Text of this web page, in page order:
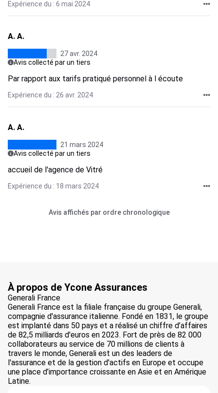
Expérience du : 6 mai 2024
A. A.
27 avr. 2024
Avis collecté par un tiers
Par rapport aux tarifs pratiqué personnel à l écoute
Expérience du : 26 avr. 2024
A. A.
21 mars 2024
Avis collecté par un tiers
accueil de l'agence de Vitré
Expérience du : 18 mars 2024
Avis affichés par ordre chronologique
À propos de Ycone Assurances
Generali France
Generali France est la filiale française du groupe Generali,
compagnie d'assurance italienne. Fondé en 1831, le groupe
est implanté dans 50 pays et a réalisé un chiffre d’affaires
de 82,5 milliards d'euros en 2023. Fort de près de 82 000
collaborateurs au service de 70 millions de clients à
travers le monde, Generali est un des leaders de
l'assurance et de la gestion d'actifs en Europe et occupe
une place d’importance croissante en Asie et en Amérique
Latine.